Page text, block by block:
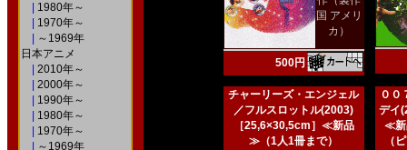
1980年～
1970年～
～1969年
日本アニメ
2010年～
2000年～
1990年～
1980年～
1970年～
～1969年
国 アメリ
カ）
500円
チャーリーズ・エンジェル
／フルスロットル(2003)
［25,6×30,5cm］≪新品
≫（1人1冊まで）
００
デイ
≪新
（